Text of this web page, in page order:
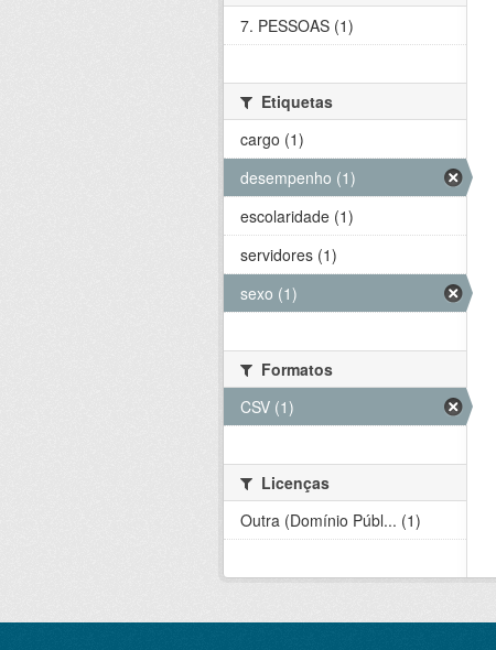
7. PESSOAS (1)
Etiquetas
cargo (1)
desempenho (1)
escolaridade (1)
servidores (1)
sexo (1)
Formatos
CSV (1)
Licenças
Outra (Domínio Públ... (1)